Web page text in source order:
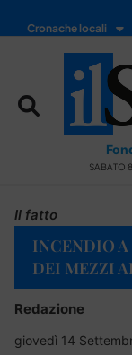
Cronache locali
SABATO
Il fatto
INCENDIO A
DEI MEZZI
Redazione
giovedì 14